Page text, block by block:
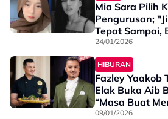
Mia Sara Pilih
Pengurusan;
Tepat Sampai,
Jelaskan Isu
24/01/2026
HIBURAN
Fazley Yaakob
Elak Buka Aib
“Masa Buat
09/01/2026